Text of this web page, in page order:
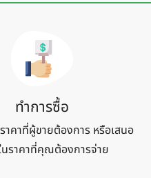
ทำการซื้อ
าคาที่ผู้ขายต้องการ หรือเสนอ
นราคาที่คุณต้องการจ่าย